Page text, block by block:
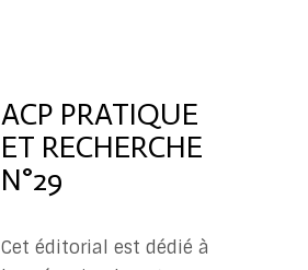
PR
ACP PRATIQUE
ET RECHERCHE
N°29
Cet éditorial est dédié à